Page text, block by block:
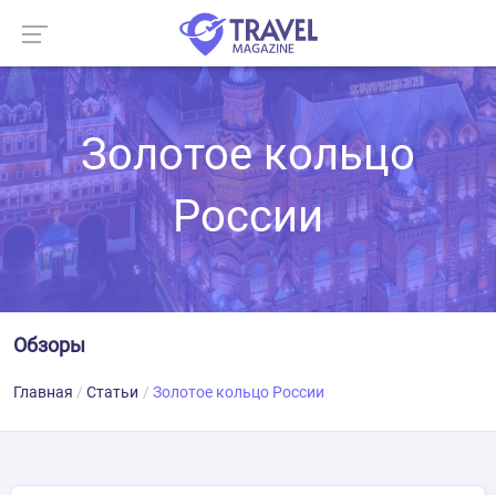
Золотое кольцо
России
Обзоры
Главная Статьи Золотое кольцо России